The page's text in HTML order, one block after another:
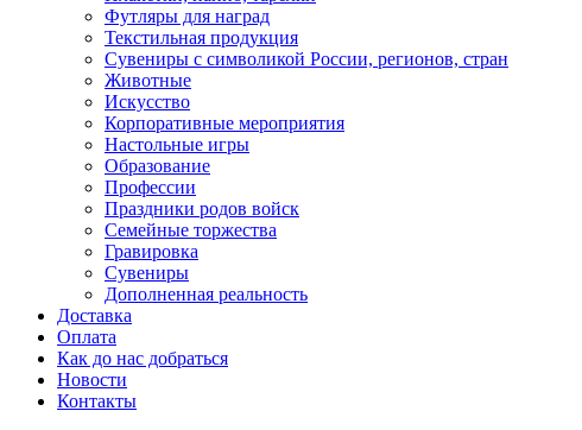
Футляры для наград
Текстильная продукция
Сувениры с символикой России, регионов, стран
Животные
Искусство
Корпоративные мероприятия
Настольные игры
Образование
Профессии
Праздники родов войск
Семейные торжества
Гравировка
Сувениры
Дополненная реальность
Доставка
Оплата
Как до нас добраться
Новости
Контакты